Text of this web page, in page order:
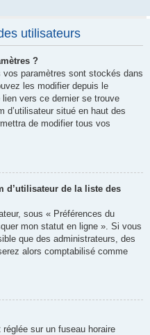
utilisateurs
?
paramètres sont stockés dans
les modifier depuis le
lien vers ce dernier se trouve
d’utilisateur situé en haut des
de modifier tous vos
d’utilisateur de la liste des
sous « Préférences du
mon statut en ligne ». Si vous
que des administrateurs, des
alors comptabilisé comme
sur un fuseau horaire